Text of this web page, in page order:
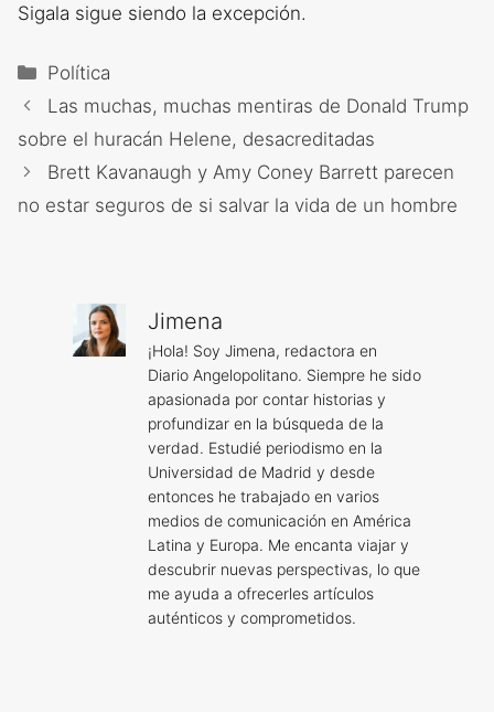
Sigala sigue siendo la excepción.
Categorías
Política
Las muchas, muchas mentiras de Donald Trump
sobre el huracán Helene, desacreditadas
Brett Kavanaugh y Amy Coney Barrett parecen
no estar seguros de si salvar la vida de un hombre
Jimena
¡Hola! Soy Jimena, redactora en
Diario Angelopolitano. Siempre he sido
apasionada por contar historias y
profundizar en la búsqueda de la
verdad. Estudié periodismo en la
Universidad de Madrid y desde
entonces he trabajado en varios
medios de comunicación en América
Latina y Europa. Me encanta viajar y
descubrir nuevas perspectivas, lo que
me ayuda a ofrecerles artículos
auténticos y comprometidos.